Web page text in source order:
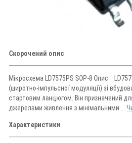
Скорочений опис
Мікросхема LD7575PS SOP-8 Опис
(широтно-імпульсної модуляції) зі
стартовим ланцюгом. Він призначений
джерелами живлення з мінімальними ...
Характеристики